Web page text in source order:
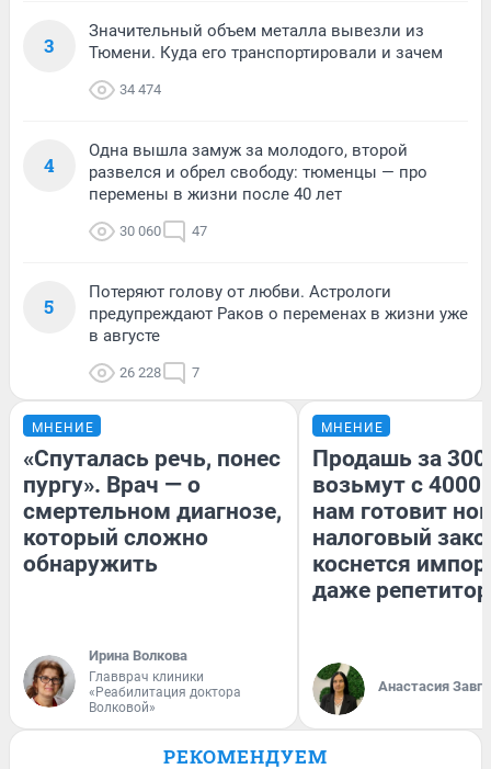
3
Значительный объем металла вывезли из
Тюмени. Куда его транспортировали и зачем
34 474
4
Одна вышла замуж за молодого, второй
развелся и обрел свободу: тюменцы — про
перемены в жизни после 40 лет
30 060 47
5
Потеряют голову от любви. Астрологи
предупреждают Раков о переменах в жизни уже
в августе
26 228 7
МНЕНИЕ
«Спуталась речь, понес
пургу». Врач — о
смертельном диагнозе,
который сложно
обнаружить
Ирина Волкова
Главврач клиники
«Реабилитация доктора
Волковой»
МНЕНИЕ
Продашь за
возьмут с
нам готовит
налоговый
коснется
даже
Анастасия
РЕКОМЕНДУЕМ